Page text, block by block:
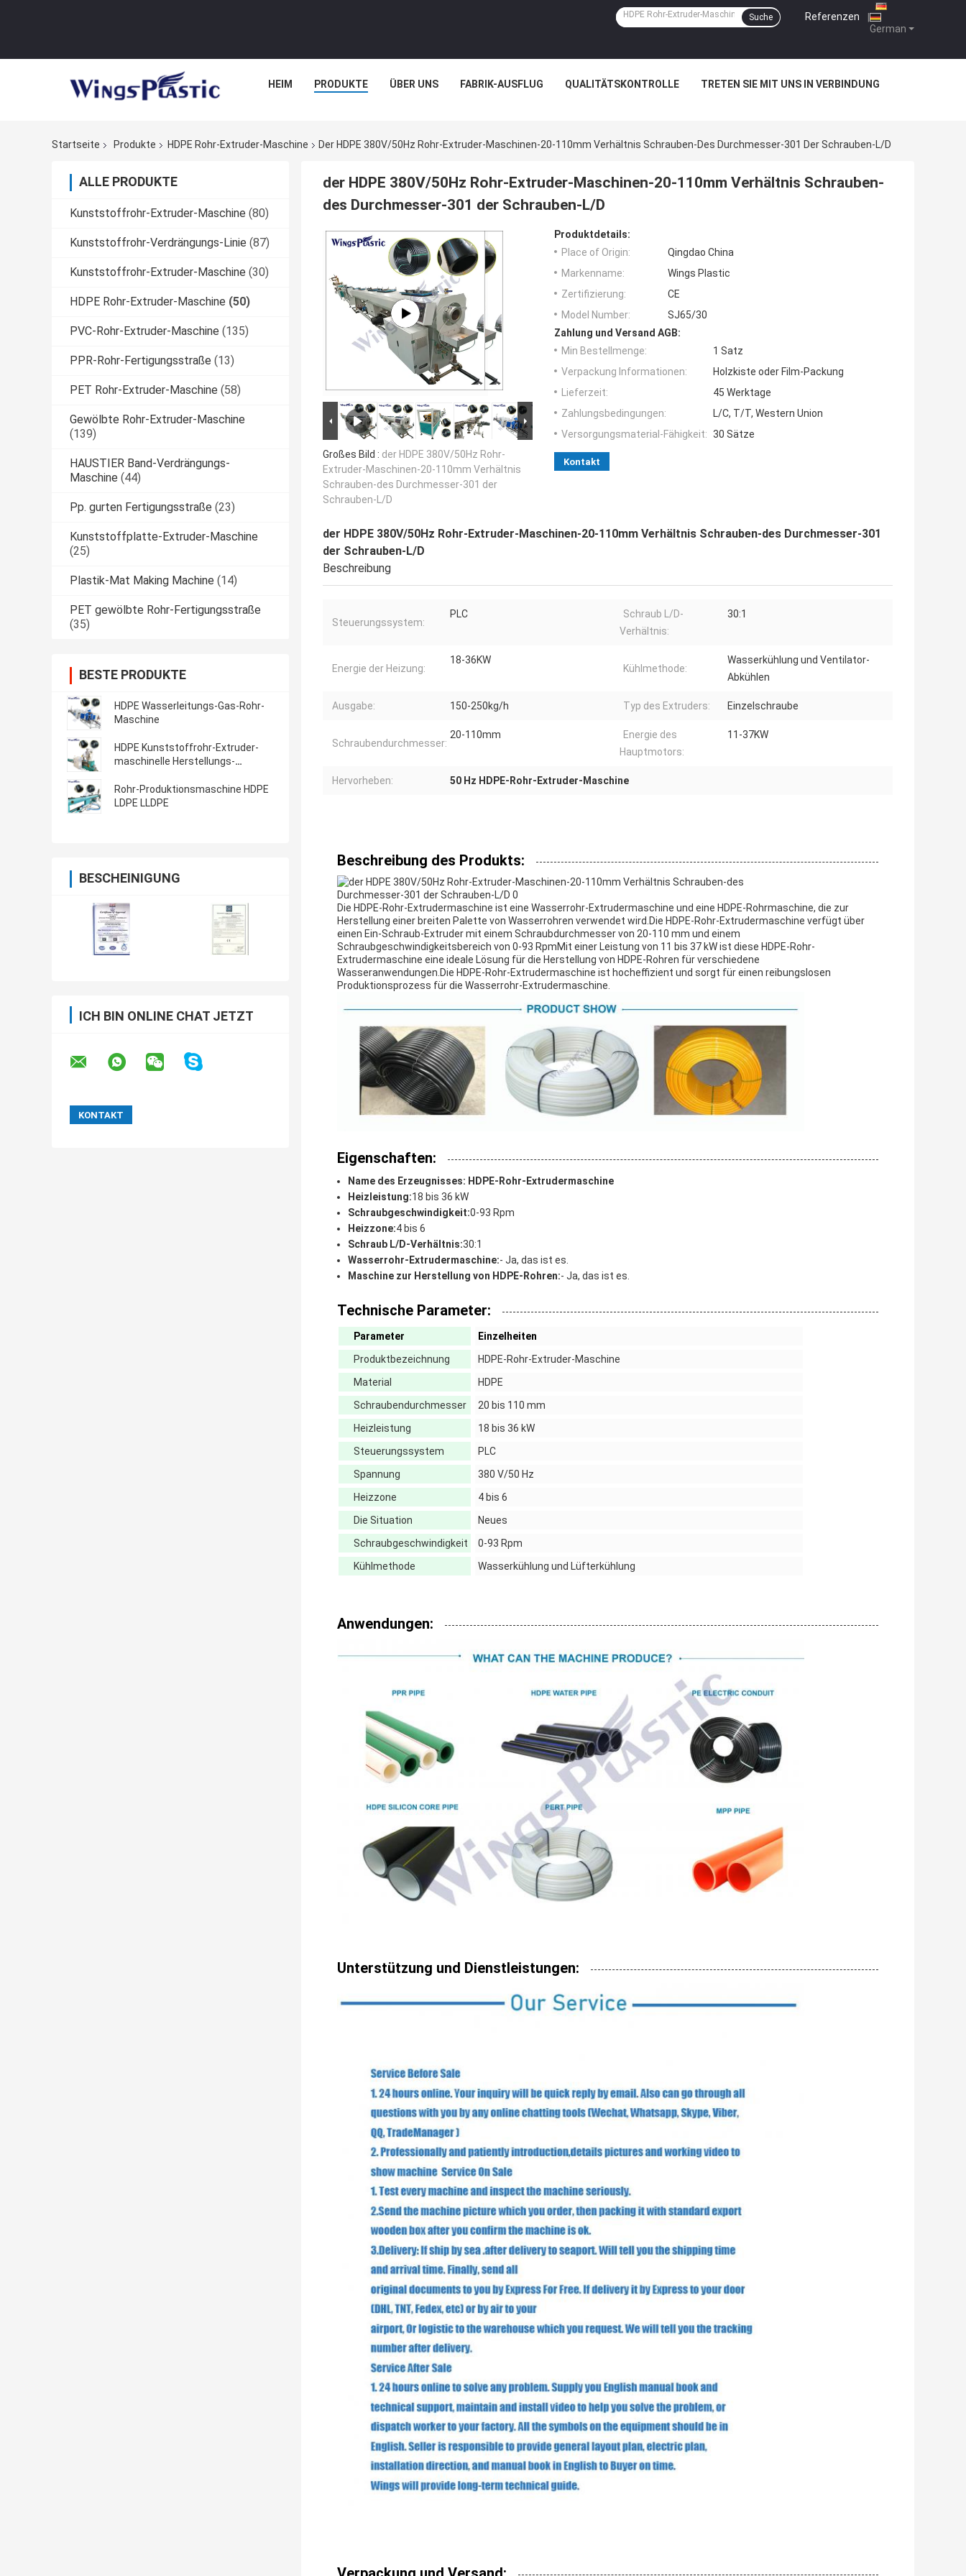
German
Referenzen |
Suche
HEIM PRODUKTE ÜBER UNS FABRIK-AUSFLUG QUALITÄTSKONTROLLE TRETEN SIE MIT UNS IN VERBINDUNG
Startseite Produkte HDPE Rohr-Extruder-Maschine Der HDPE 380V/50Hz Rohr-Extruder-Maschinen-20-110mm Verhältnis Schrauben-Des Durchmesser-301 Der Schrauben-L/D
ALLE PRODUKTE
Kunststoffrohr-Extruder-Maschine (80)
Kunststoffrohr-Verdrängungs-Linie (87)
Kunststoffrohr-Extruder-Maschine (30)
HDPE Rohr-Extruder-Maschine (50)
PVC-Rohr-Extruder-Maschine (135)
PPR-Rohr-Fertigungsstraße (13)
PET Rohr-Extruder-Maschine (58)
Gewölbte Rohr-Extruder-Maschine
(139)
HAUSTIER Band-Verdrängungs-
Maschine (44)
Pp. gurten Fertigungsstraße (23)
Kunststoffplatte-Extruder-Maschine
(25)
Plastik-Mat Making Machine (14)
PET gewölbte Rohr-Fertigungsstraße
(35)
BESTE PRODUKTE
HDPE Wasserleitungs-Gas-Rohr-
Maschine
HDPE Kunststoffrohr-Extruder-
maschinelle Herstellungs-
Rohr-Produktionsmaschine HDPE
LDPE LLDPE
BESCHEINIGUNG
ICH BIN ONLINE CHAT JETZT
der HDPE 380V/50Hz Rohr-Extruder-Maschinen-20-110mm Verhältnis Schrauben-
des Durchmesser-301 der Schrauben-L/D
Großes Bild : der HDPE 380V/50Hz Rohr-
Extruder-Maschinen-20-110mm Verhältnis
Schrauben-des Durchmesser-301 der
Schrauben-L/D
Produktdetails:
Place of Origin:
Qingdao China
Markenname:
Wings Plastic
Zertifizierung:
CE
Model Number:
SJ65/30
Zahlung und Versand AGB:
Min Bestellmenge:
1 Satz
Verpackung Informationen:
Holzkiste oder Film-Packung
Lieferzeit:
45 Werktage
Zahlungsbedingungen:
L/C, T/T, Western Union
Versorgungsmaterial-Fähigkeit: 30 Sätze
Kontakt
der HDPE 380V/50Hz Rohr-Extruder-Maschinen-20-110mm Verhältnis Schrauben-des Durchmesser-301
der Schrauben-L/D
Beschreibung
Steuerungssystem:
PLC
Schraub L/D-
Verhältnis:
30:1
Energie der Heizung:
18-36KW
Kühlmethode:
Wasserkühlung und Ventilator-
Abkühlen
Ausgabe: 150-250kg/h Typ des Extruders: Einzelschraube
Schraubendurchmesser:
20-110mm
Energie des
Hauptmotors:
11-37KW
Hervorheben: 50 Hz HDPE-Rohr-Extruder-Maschine
Beschreibung des Produkts:
Die HDPE-Rohr-Extrudermaschine ist eine Wasserrohr-Extrudermaschine und eine HDPE-Rohrmaschine, die zur
Herstellung einer breiten Palette von Wasserrohren verwendet wird.Die HDPE-Rohr-Extrudermaschine verfügt über
einen Ein-Schraub-Extruder mit einem Schraubdurchmesser von 20-110 mm und einem
Schraubgeschwindigkeitsbereich von 0-93 RpmMit einer Leistung von 11 bis 37 kW ist diese HDPE-Rohr-
Extrudermaschine eine ideale Lösung für die Herstellung von HDPE-Rohren für verschiedene
Wasseranwendungen.Die HDPE-Rohr-Extrudermaschine ist hocheffizient und sorgt für einen reibungslosen
Produktionsprozess für die Wasserrohr-Extrudermaschine.
Eigenschaften:
Name des Erzeugnisses: HDPE-Rohr-Extrudermaschine
Heizleistung:18 bis 36 kW
Schraubgeschwindigkeit:0-93 Rpm
Heizzone:4 bis 6
Schraub L/D-Verhältnis:30:1
Wasserrohr-Extrudermaschine:- Ja, das ist es.
Maschine zur Herstellung von HDPE-Rohren:- Ja, das ist es.
Technische Parameter:
Parameter
Einzelheiten
Produktbezeichnung
HDPE-Rohr-Extruder-Maschine
Material
HDPE
Schraubendurchmesser
20 bis 110 mm
Heizleistung
18 bis 36 kW
Steuerungssystem
PLC
Spannung
380 V/50 Hz
Heizzone
4 bis 6
Die Situation
Neues
Schraubgeschwindigkeit
0-93 Rpm
Kühlmethode
Wasserkühlung und Lüfterkühlung
Anwendungen:
Unterstützung und Dienstleistungen: